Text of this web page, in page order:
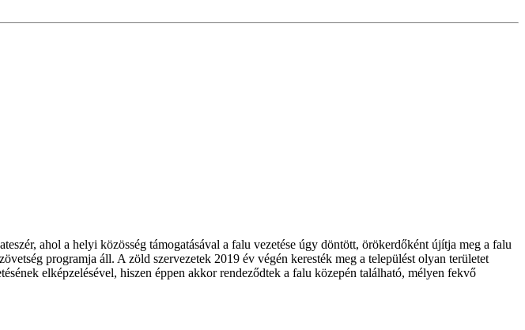
ahol a helyi közösség támogatásával a falu vezetése úgy döntött, örökerdőként újítja meg a falu
programja áll. A zöld szervezetek 2019 év végén keresték meg a települést olyan területet
elképzelésével, hiszen éppen akkor rendeződtek a falu közepén található, mélyen fekvő